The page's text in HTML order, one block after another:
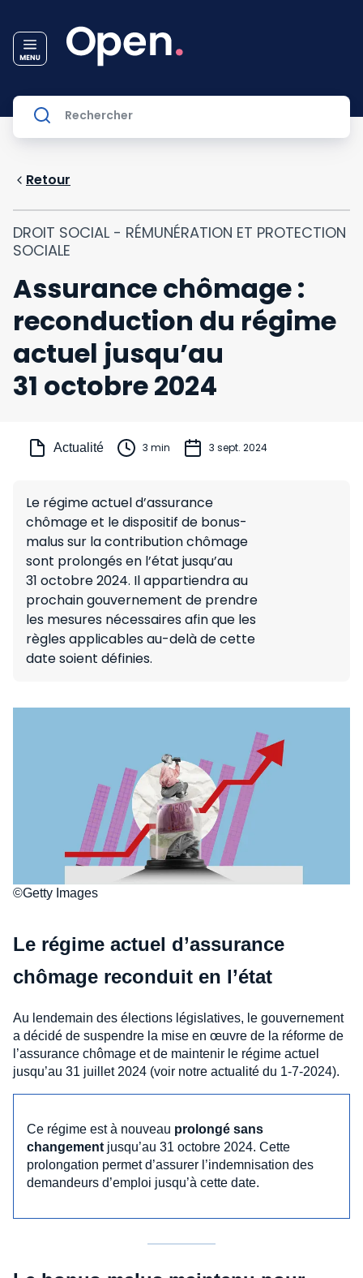
Retour
DROIT SOCIAL - RÉMUNÉRATION ET PROTECTION
SOCIALE
Assurance chômage :
reconduction du régime
actuel jusqu’au
31 octobre 2024
Actualité 3 min 3 sept. 2024
Le régime actuel d’assurance
chômage et le dispositif de bonus-
malus sur la contribution chômage
sont prolongés en l’état jusqu’au
31 octobre 2024. Il appartiendra au
prochain gouvernement de prendre
les mesures nécessaires afin que les
règles applicables au-delà de cette
date soient définies.
©Getty Images
Le régime actuel d’assurance
chômage reconduit en l’état
Au lendemain des élections législatives, le gouvernement
a décidé de suspendre la mise en œuvre de la réforme de
l’assurance chômage et de maintenir le régime actuel
jusqu’au 31 juillet 2024 (voir notre actualité du 1-7-2024).
Ce régime est à nouveau prolongé sans
changement jusqu’au 31 octobre 2024. Cette
prolongation permet d’assurer l’indemnisation des
demandeurs d’emploi jusqu’à cette date.